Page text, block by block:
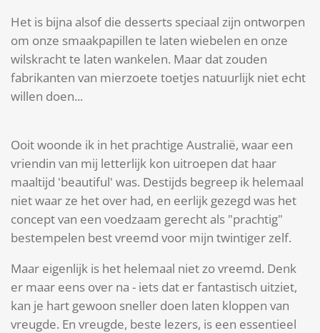
Het is bijna alsof die desserts speciaal zijn ontworpen
om onze smaakpapillen te laten wiebelen en onze
wilskracht te laten wankelen. Maar dat zouden
fabrikanten van mierzoete toetjes natuurlijk niet echt
willen doen...
Ooit woonde ik in het prachtige Australië, waar een
vriendin van mij letterlijk kon uitroepen dat haar
maaltijd 'beautiful' was. Destijds begreep ik helemaal
niet waar ze het over had, en eerlijk gezegd was het
concept van een voedzaam gerecht als "prachtig"
bestempelen best vreemd voor mijn twintiger zelf.
Maar eigenlijk is het helemaal niet zo vreemd. Denk
er maar eens over na - iets dat er fantastisch uitziet,
kan je hart gewoon sneller doen laten kloppen van
vreugde. En vreugde, beste lezers, is een essentieel